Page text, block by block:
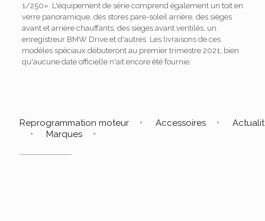
1/250». L'équipement de série comprend également un toit en
verre panoramique, des stores pare-soleil arrière, des sièges
avant et arrière chauffants, des sièges avant ventilés, un
enregistreur BMW Drive et d'autres. Les livraisons de ces
modèles spéciaux débuteront au premier trimestre 2021, bien
qu'aucune date officielle n'ait encore été fournie.
Reprogrammation moteur Accessoires
Marques